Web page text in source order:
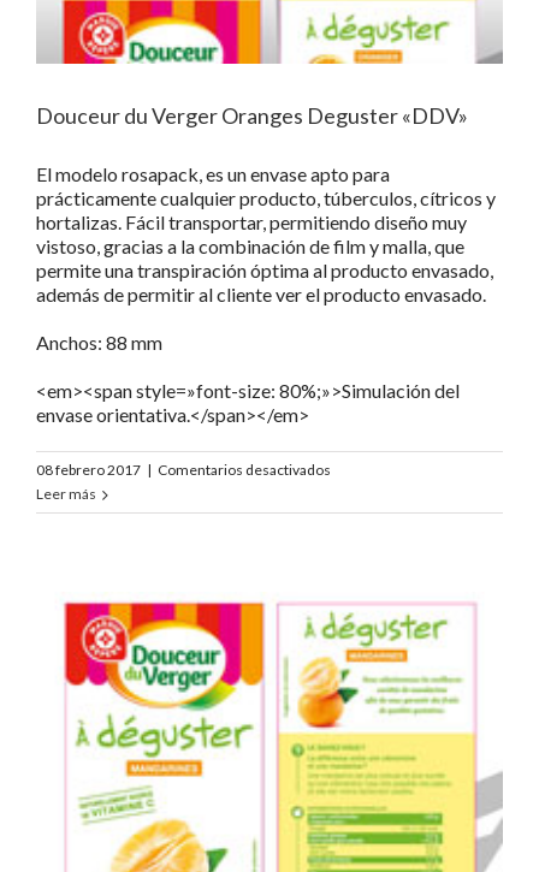
Douceur du Verger Oranges Deguster «DDV»
El modelo rosapack, es un envase apto para
prácticamente cualquier producto, túberculos, cítricos y
hortalizas. Fácil transportar, permitiendo diseño muy
vistoso, gracias a la combinación de film y malla, que
permite una transpiración óptima al producto envasado,
además de permitir al cliente ver el producto envasado.
Anchos: 88 mm
<em><span style=»font-size: 80%;»>Simulación del
envase orientativa.</span></em>
08 febrero 2017 | Comentarios desactivados
du
«DDV»
Leer más